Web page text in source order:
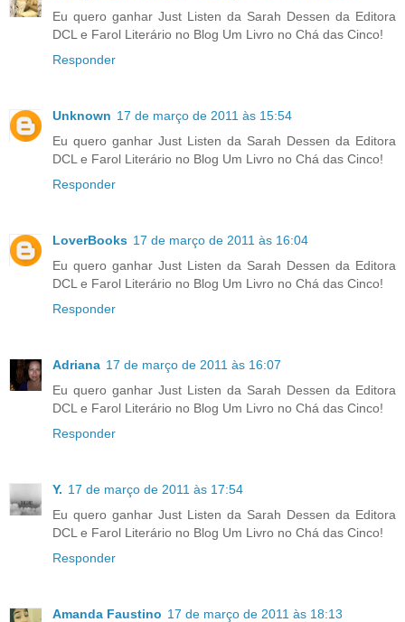
Eu quero ganhar Just Listen da Sarah Dessen da Editora
DCL e Farol Literário no Blog Um Livro no Chá das Cinco!
Responder
Unknown 17 de março de 2011 às 15:54
Eu quero ganhar Just Listen da Sarah Dessen da Editora
DCL e Farol Literário no Blog Um Livro no Chá das Cinco!
Responder
LoverBooks 17 de março de 2011 às 16:04
Eu quero ganhar Just Listen da Sarah Dessen da Editora
DCL e Farol Literário no Blog Um Livro no Chá das Cinco!
Responder
Adriana 17 de março de 2011 às 16:07
Eu quero ganhar Just Listen da Sarah Dessen da Editora
DCL e Farol Literário no Blog Um Livro no Chá das Cinco!
Responder
Y. 17 de março de 2011 às 17:54
Eu quero ganhar Just Listen da Sarah Dessen da Editora
DCL e Farol Literário no Blog Um Livro no Chá das Cinco!
Responder
Amanda Faustino 17 de março de 2011 às 18:13